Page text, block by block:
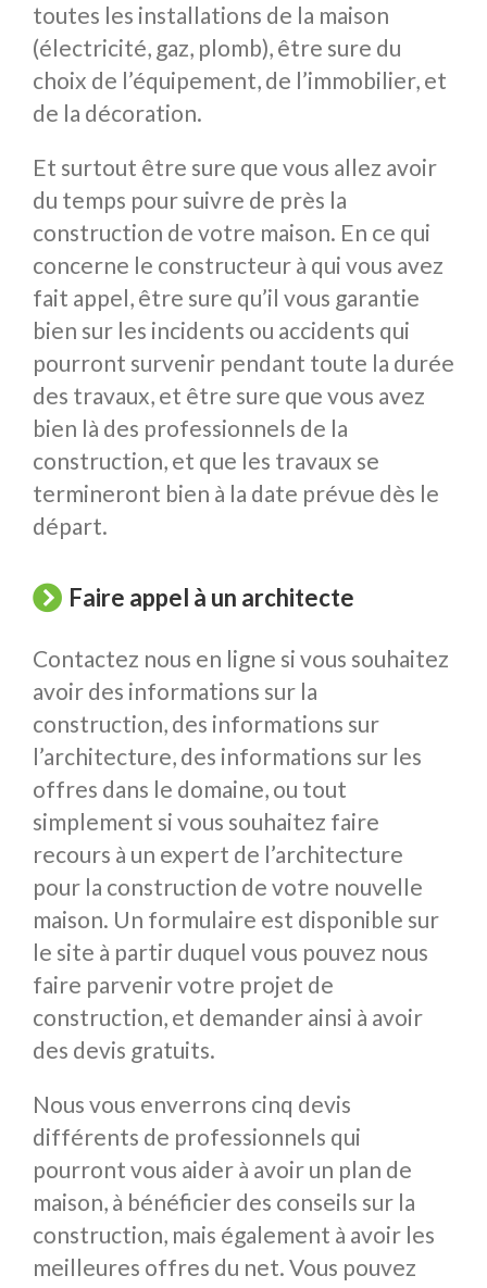
toutes les installations de la maison
(électricité, gaz, plomb), être sure du
choix de l’équipement, de l’immobilier, et
de la décoration.
Et surtout être sure que vous allez avoir
du temps pour suivre de près la
construction de votre maison. En ce qui
concerne le constructeur à qui vous avez
fait appel, être sure qu’il vous garantie
bien sur les incidents ou accidents qui
pourront survenir pendant toute la durée
des travaux, et être sure que vous avez
bien là des professionnels de la
construction, et que les travaux se
termineront bien à la date prévue dès le
départ.
Faire appel à un architecte
Contactez nous en ligne si vous souhaitez
avoir des informations sur la
construction, des informations sur
l’architecture, des informations sur les
offres dans le domaine, ou tout
simplement si vous souhaitez faire
recours à un expert de l’architecture
pour la construction de votre nouvelle
maison. Un formulaire est disponible sur
le site à partir duquel vous pouvez nous
faire parvenir votre projet de
construction, et demander ainsi à avoir
des devis gratuits.
Nous vous enverrons cinq devis
différents de professionnels qui
pourront vous aider à avoir un plan de
maison, à bénéficier des conseils sur la
construction, mais également à avoir les
meilleures offres du net. Vous pouvez